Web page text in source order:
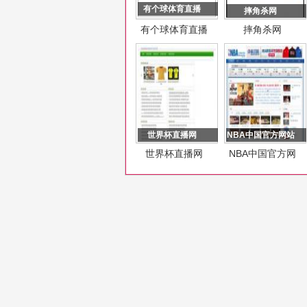
有个球体育直播
有个球体育直播
摔角杀网
摔角杀网
世界杯直播网
世界杯直播网
NBA中国官方网站
NBA中国官方网